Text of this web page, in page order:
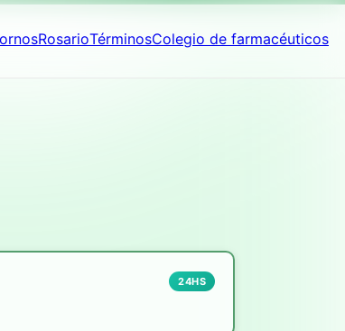
RosarioTérminosColegio de farmacéuticos
24HS